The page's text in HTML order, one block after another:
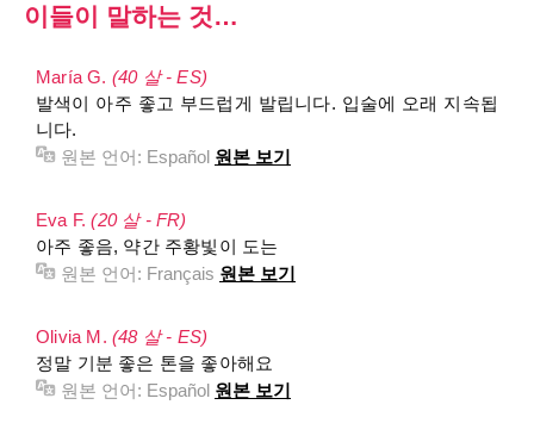
이들이 말하는 것…
María G. (40 살 - ES)
발색이 아주 좋고 부드럽게 발립니다. 입술에 오래 지속됩
니다.
원본 언어: Español 원본 보기
Eva F.(20 살 - FR)
아주 좋음, 약간 주황빛이 도는
원본 언어: Français 원본 보기
Olivia M. (48 살 - ES)
정말 기분 좋은 톤을 좋아해요
원본 언어: Español 원본 보기